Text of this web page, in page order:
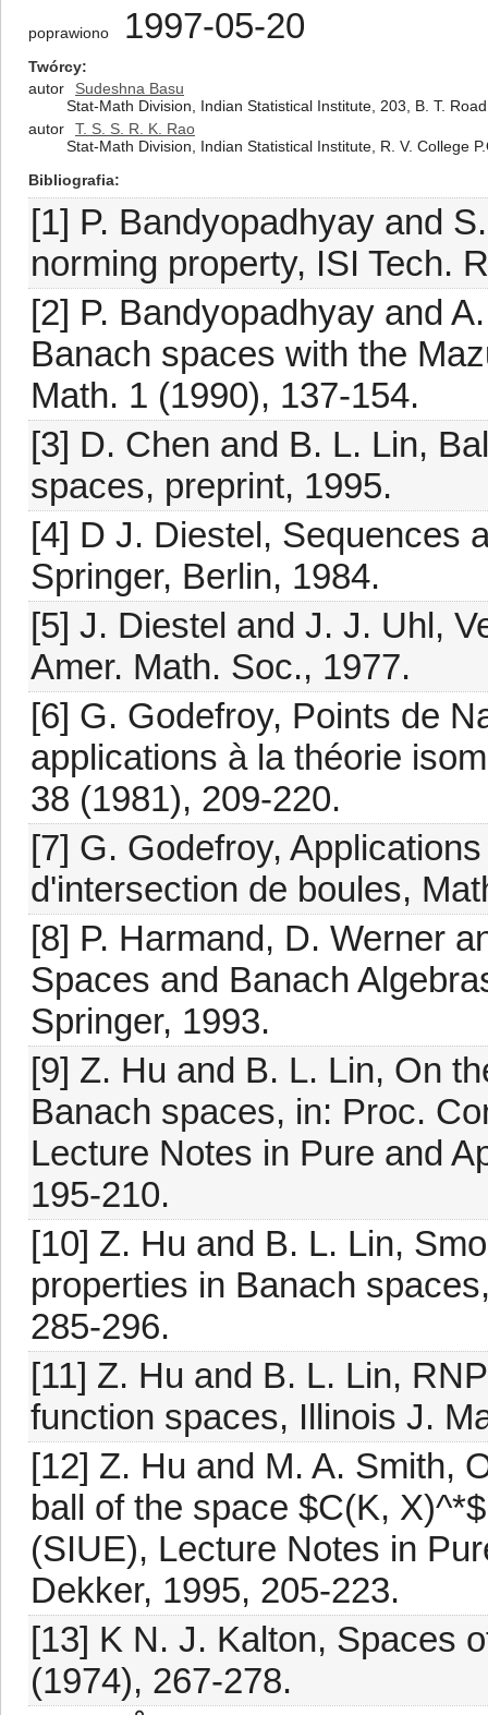
poprawiono 1997-05-20
Twórcy
autor
Sudeshna Basu
Stat-Math Division, Indian Statistical Institute, 203, B. T.
autor
T. S. S. R. K. Rao
Stat-Math Division, Indian Statistical Institute, R. V. College
Bibliografia
[1] P. Bandyopadhyay and
norming property, ISI Tech.
[2] P. Bandyopadhyay and
Banach spaces with the
Math. 1 (1990), 137-154.
[3] D. Chen and B. L. Lin,
spaces, preprint, 1995.
[4] D J. Diestel, Sequences
Springer, Berlin, 1984.
[5] J. Diestel and J. J. Uhl,
Amer. Math. Soc., 1977.
[6] G. Godefroy, Points de
applications à la théorie
38 (1981), 209-220.
[7] G. Godefroy,
d'intersection de boules,
[8] P. Harmand, D. Werner
Spaces and Banach
Springer, 1993.
[9] Z. Hu and B. L. Lin, On
Banach spaces, in: Proc.
Lecture Notes in Pure and
195-210.
[10] Z. Hu and B. L. Lin,
properties in Banach
285-296.
[11] Z. Hu and B. L. Lin,
function spaces, Illinois J.
[12] Z. Hu and M. A. Smith,
ball of the space $C(K,
(SIUE), Lecture Notes in
Dekker, 1995, 205-223.
[13] K N. J. Kalton, Spaces
(1974), 267-278.